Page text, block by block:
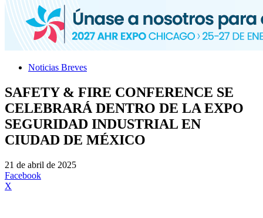
Noticias Breves
SAFETY & FIRE CONFERENCE SE
CELEBRARÁ DENTRO DE LA EXPO
SEGURIDAD INDUSTRIAL EN
CIUDAD DE MÉXICO
21 de abril de 2025
Facebook
X